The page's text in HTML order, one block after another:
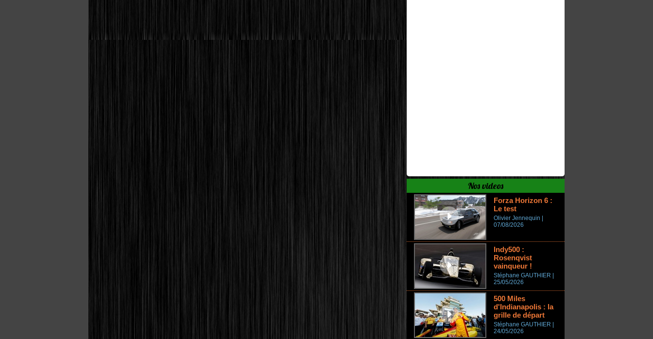
Nos videos
Forza Horizon 6 :
Le test
Olivier Jennequin |
07/08/2026
Indy500 :
Rosenqvist
vainqueur !
Stéphane GAUTHIER |
25/05/2026
500 Miles
d'Indianapolis : la
grille de départ
Stéphane GAUTHIER |
24/05/2026